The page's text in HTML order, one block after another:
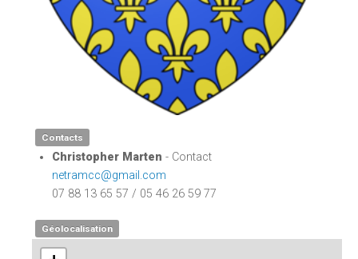
Contacts
Christopher Marten - Contact
netramcc@gmail.com
07 88 13 65 57 / 05 46 26 59 77
Géolocalisation